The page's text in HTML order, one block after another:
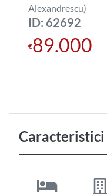
Alexandrescu)
ID: 62692
€89.000
Caracteristici